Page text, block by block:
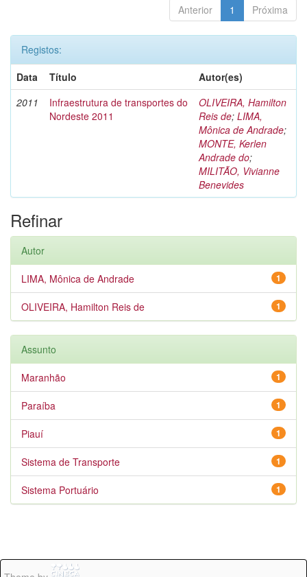
Anterior 1 Próxima
Registos:
Data
Título
Autor(es)
2011
Infraestrutura de transportes do
Nordeste 2011
OLIVEIRA, Hamilton
Reis de; LIMA,
Mônica de Andrade;
MONTE, Kerlen
Andrade do;
MILITÃO, Vivianne
Benevides
Refinar
Autor
1
LIMA, Mônica de Andrade
1
OLIVEIRA, Hamilton Reis de
Assunto
1
Maranhão
1
Paraíba
1
Piauí
1
Sistema de Transporte
1
Sistema Portuário